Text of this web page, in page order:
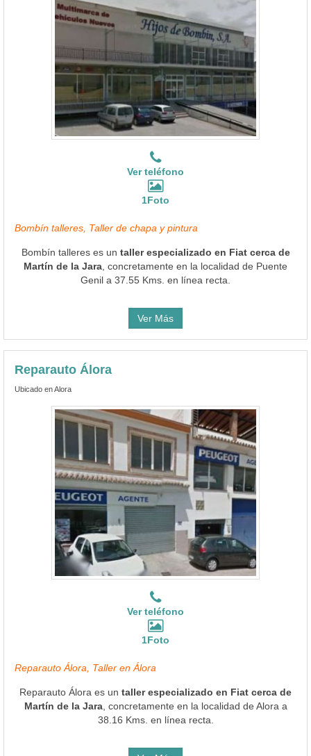
Ver teléfono
1Foto
Bombín talleres, Taller de chapa y pintura
Bombín talleres es un taller especializado en Fiat cerca de
Martín de la Jara , concretamente en la localidad de Puente
Genil a 37.55 Kms. en línea recta.
Ver Más
Reparauto Álora
Ubicado en Alora
Ver teléfono
1Foto
Reparauto Álora, Taller en Álora
Reparauto Álora es un taller especializado en Fiat cerca de
Martín de la Jara, concretamente en la localidad de Alora a
38.16 Kms. en línea recta.